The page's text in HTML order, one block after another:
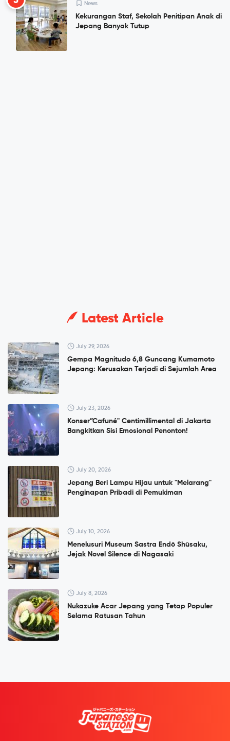
News
Kekurangan Staf, Sekolah Penitipan Anak di
Jepang Banyak Tutup
Latest Article
July 29, 2026
Gempa Magnitudo 6,8 Guncang Kumamoto
Jepang: Kerusakan Terjadi di Sejumlah Area
July 23, 2026
Konser”Cafuné" Centimillimental di Jakarta
Bangkitkan Sisi Emosional Penonton!
July 20, 2026
Jepang Beri Lampu Hijau untuk "Melarang"
Penginapan Pribadi di Pemukiman
July 10, 2026
Menelusuri Museum Sastra Endō Shūsaku,
Jejak Novel Silence di Nagasaki
July 8, 2026
Nukazuke Acar Jepang yang Tetap Populer
Selama Ratusan Tahun